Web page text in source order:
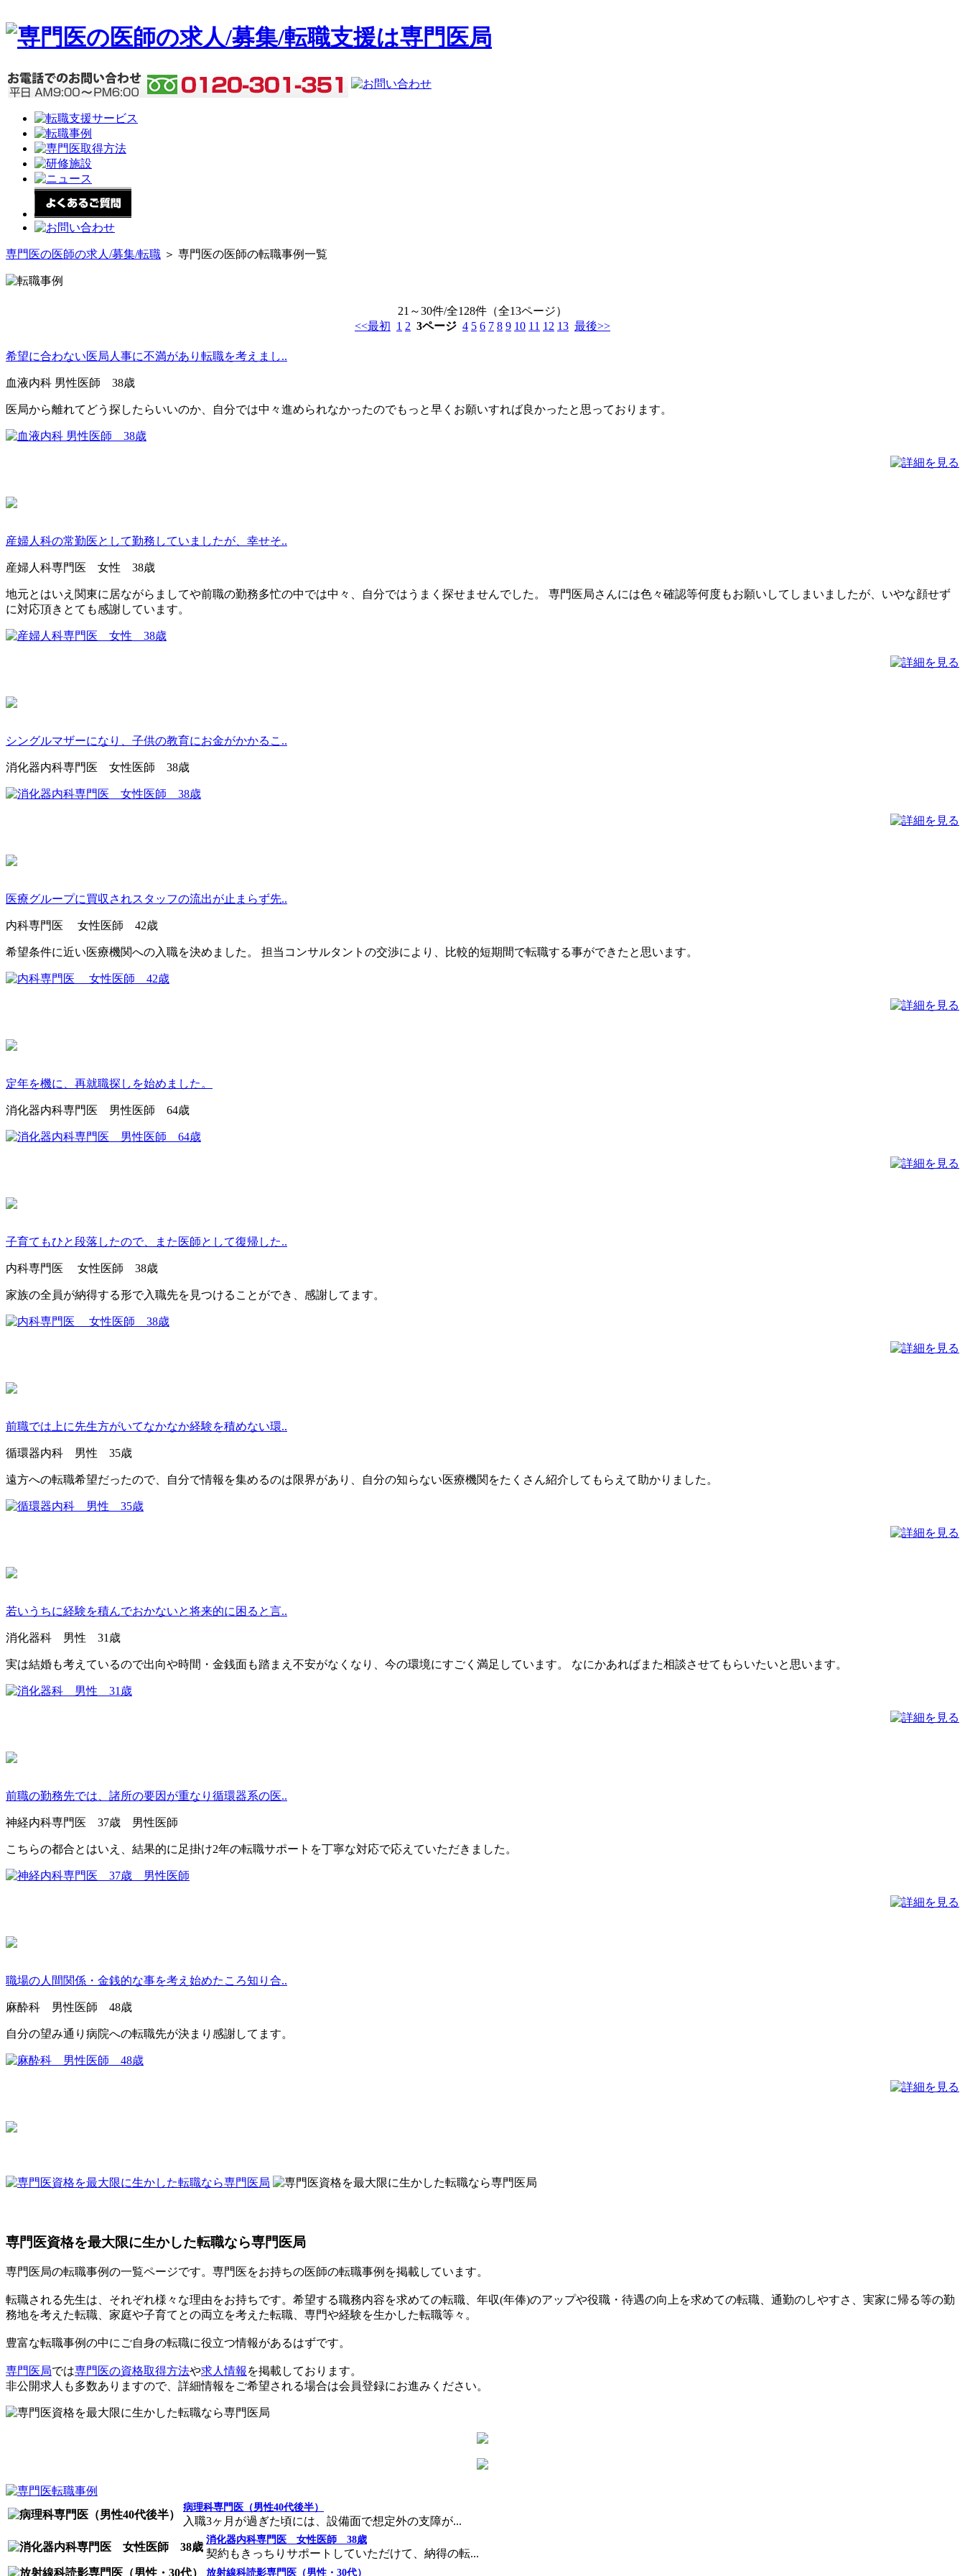
専門医の医師の求人/募集/転職 ＞ 専門医の医師の転職事例一覧
21～30件/全128件（全13ページ）
<<最初 1 2 3ページ 4 5 6 7 8 9 10 11 12 13 最後>>
希望に合わない医局人事に不満があり転職を考えまし..
血液内科 男性医師 38歳
医局から離れてどう探したらいいのか、自分では中々進められなかったのでもっと早くお願いすれば良かったと思っております。
産婦人科の常勤医として勤務していましたが、幸せそ..
産婦人科専門医 女性 38歳
地元とはいえ関東に居ながらましてや前職の勤務多忙の中では中々、自分ではうまく探せませんでした。 専門医局さんには色々確認等何度もお願いしてしまいましたが、いやな顔せず
に対応頂きとても感謝しています。
シングルマザーになり、子供の教育にお金がかかるこ..
消化器内科専門医 女性医師 38歳
医療グループに買収されスタッフの流出が止まらず先..
内科専門医 女性医師 42歳
希望条件に近い医療機関への入職を決めました。 担当コンサルタントの交渉により、比較的短期間で転職する事ができたと思います。
定年を機に、再就職探しを始めました。
消化器内科専門医 男性医師 64歳
子育てもひと段落したので、また医師として復帰した..
内科専門医 女性医師 38歳
家族の全員が納得する形で入職先を見つけることができ、感謝してます。
前職では上に先生方がいてなかなか経験を積めない環..
循環器内科 男性 35歳
遠方への転職希望だったので、自分で情報を集めるのは限界があり、自分の知らない医療機関をたくさん紹介してもらえて助かりました。
若いうちに経験を積んでおかないと将来的に困ると言..
消化器科 男性 31歳
実は結婚も考えているので出向や時間・金銭面も踏まえ不安がなくなり、今の環境にすごく満足しています。 なにかあればまた相談させてもらいたいと思います。
前職の勤務先では、諸所の要因が重なり循環器系の医..
神経内科専門医 37歳 男性医師
こちらの都合とはいえ、結果的に足掛け2年の転職サポートを丁寧な対応で応えていただきました。
職場の人間関係・金銭的な事を考え始めたころ知り合..
麻酔科 男性医師 48歳
自分の望み通り病院への転職先が決まり感謝してます。
専門医資格を最大限に生かした転職なら専門医局
専門医局の転職事例の一覧ページです。専門医をお持ちの医師の転職事例を掲載しています。
転職される先生は、それぞれ様々な理由をお持ちです。希望する職務内容を求めての転職、年収(年俸)のアップや役職・待遇の向上を求めての転職、通勤のしやすさ、実家に帰る等の勤
務地を考えた転職、家庭や子育てとの両立を考えた転職、専門や経験を生かした転職等々。
豊富な転職事例の中にご自身の転職に役立つ情報があるはずです。
専門医局では専門医の資格取得方法や求人情報 を掲載しております。
非公開求人も多数ありますので、詳細情報をご希望される場合は会員登録にお進みください。
病理科専門医（男性40代後半）
入職3ヶ月が過ぎた頃には、設備面で想定外の支障が...
消化器内科専門医 女性医師 38歳
契約もきっちりサポートしていただけて、納得の転...
放射線科読影専門医（男性・30代）